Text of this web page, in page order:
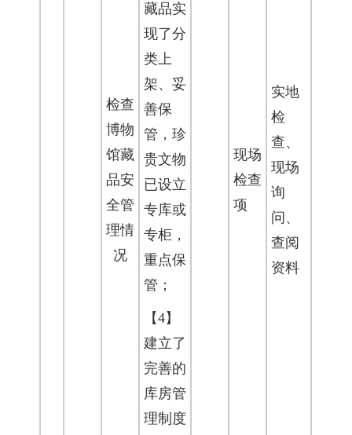
检查
博物
馆藏
品安
全管
理情
况
藏品实
现了分
类上
架、妥
善保
管，珍
贵文物
已设立
专库或
专柜，
重点保
管；
【4】
建立了
完善的
库房管
理制度
现场
检查
项
实地
检
查、
现场
询
问、
查阅
资料